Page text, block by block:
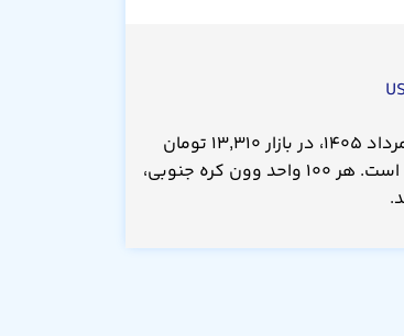
قیمت صد وون کره جنوبی امروز شنبه ۱۷ مرداد ۱۴۰۵، در بازار ۱۳,۳۱۰ تومان
است که نسبت به دیروز بدون تغییر بوده است. هر ۱۰۰ واحد وون کره جنوبی،